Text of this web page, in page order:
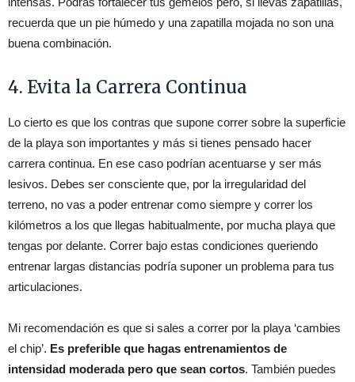
recuerda que un pie húmedo y una zapatilla mojada no son una
buena combinación.
4. Evita la Carrera Continua
Lo cierto es que los contras que supone correr sobre la superficie
de la playa son importantes y más si tienes pensado hacer
carrera continua. En ese caso podrían acentuarse y ser más
lesivos. Debes ser consciente que, por la irregularidad del
terreno, no vas a poder entrenar como siempre y correr los
kilómetros a los que llegas habitualmente, por mucha playa que
tengas por delante. Correr bajo estas condiciones queriendo
entrenar largas distancias podría suponer un problema para tus
articulaciones.
Mi recomendación es que si sales a correr por la playa ‘cambies
el chip’. Es preferible que hagas entrenamientos de
intensidad moderada pero que sean cortos. También puedes